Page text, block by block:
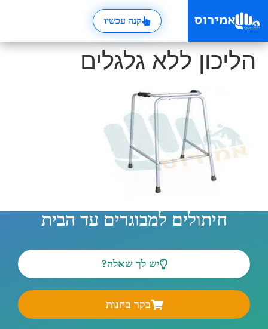
קנה עכשיו
הליכון ללא גלגלים
חיתולים למבוגרים עד הבית
יש לך שאלה?
בקר בחנות